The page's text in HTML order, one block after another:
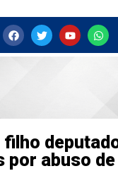
por abuso